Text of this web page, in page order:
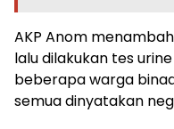
AKP Anom
lalu dilakukan tes
beberapa warga
semua dinyatakan